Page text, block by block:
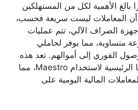
بالغ الأهمية لكل من المستهلكين
أن المعاملات ليست سريعة فحسب،
الصراف الآلي، تتم عمليات
متساوية، مما يوفر لحاملي
الفوري إلى أموالهم. تعد هذه
الكفاءة إحدى المزايا الرئيسية لاستخدام Maestro، مما
المالية اليومية على